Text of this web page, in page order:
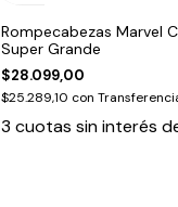
Rompecabezas Marvel
Super Grande
$28.099,00
$25.289,10 con
3 cuotas sin interés